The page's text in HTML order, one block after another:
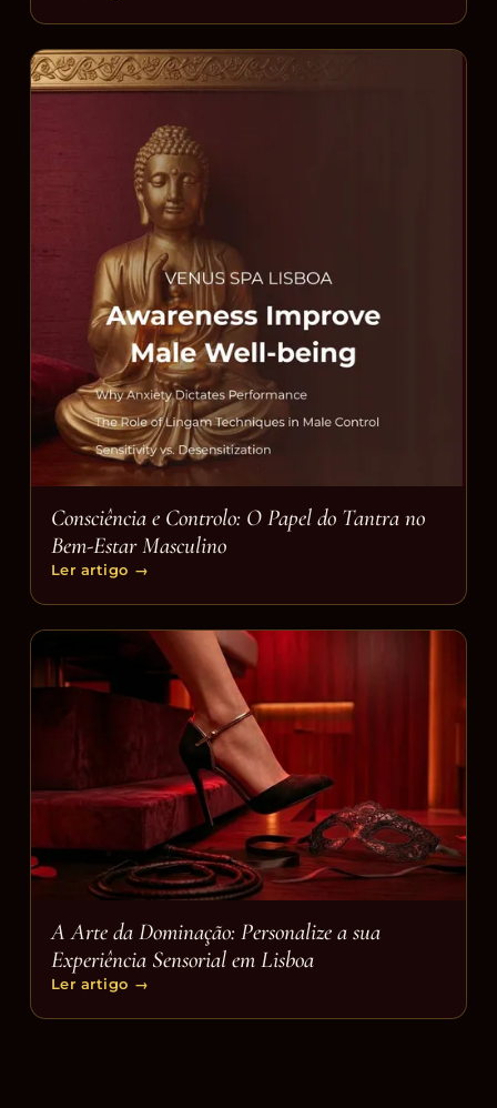
Consciência e Controlo: O Papel do Tantra no
Bem-Estar Masculino
Ler artigo →
A Arte da Dominação: Personalize a sua
Experiência Sensorial em Lisboa
Ler artigo →